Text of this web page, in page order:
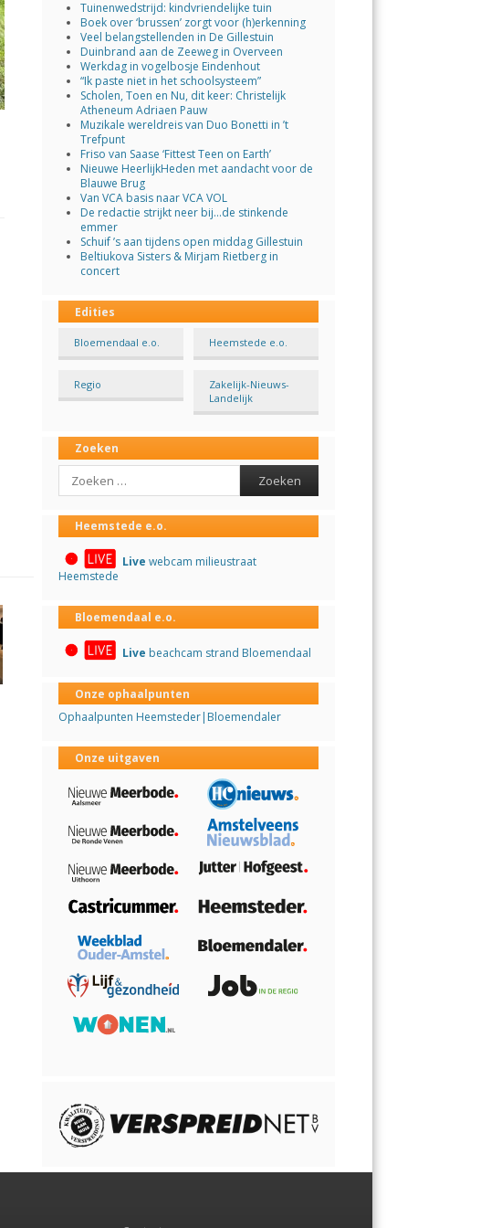
Tuinenwedstrijd: kindvriendelijke tuin
Boek over ‘brussen’ zorgt voor (h)erkenning
Veel belangstellenden in De Gillestuin
Duinbrand aan de Zeeweg in Overveen
Werkdag in vogelbosje Eindenhout
“Ik paste niet in het schoolsysteem”
Scholen, Toen en Nu, dit keer: Christelijk
Atheneum Adriaen Pauw
Muzikale wereldreis van Duo Bonetti in ’t
Trefpunt
Friso van Saase ‘Fittest Teen on Earth’
Nieuwe HeerlijkHeden met aandacht voor de
Blauwe Brug
Van VCA basis naar VCA VOL
De redactie strijkt neer bij…de stinkende
emmer
Schuif ’s aan tijdens open middag Gillestuin
Beltiukova Sisters & Mirjam Rietberg in
concert
Edities
Bloemendaal e.o. Heemstede e.o.
Regio
Zakelijk-Nieuws-
Landelijk
Zoeken
Search
Heemstede e.o.
Live webcam milieustraat
Heemstede
Bloemendaal e.o.
Live beachcam strand Bloemendaal
Onze ophaalpunten
Ophaalpunten Heemsteder|Bloemendaler
Onze uitgaven